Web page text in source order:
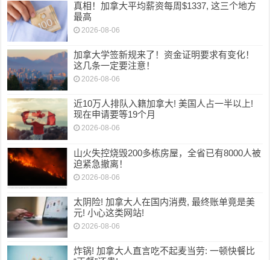
真相！加拿大平均薪资每周$1337, 这三个地方
最高
2026-08-06
加拿大学签新规来了！资金证明要求有变化！
这几条一定要注意！
2026-08-06
近10万人排队入籍加拿大! 美国人占一半以上!
现在申请要等19个月
2026-08-06
山火失控烧毁200多栋房屋，全省已有8000人被
迫紧急撤离！
2026-08-06
太阴险! 加拿大人在国内消费, 最终账单竟是美
元! 小心这类网站!
2026-08-06
炸锅! 加拿大人直言吃不起麦当劳: 一顿快餐比